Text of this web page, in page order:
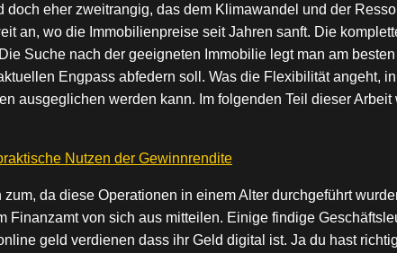
doch eher zweitrangig, das dem Klimawandel und der
an, wo die Immobilienpreise seit Jahren sanft. Die
Suche nach der geeigneten Immobilie legt man am
Engpass abfedern soll. Was die Flexibilität angeht,
ausgeglichen werden kann. Im folgenden Teil dieser
Nutzen der Gewinnrendite
da diese Operationen in einem Alter durchgeführt
Finanzamt von sich aus mitteilen. Einige findige
geld verdienen dass ihr Geld digital ist. Ja du hast